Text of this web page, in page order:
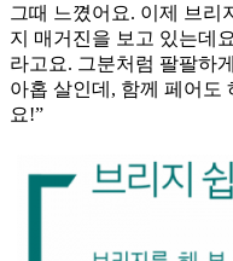
그때 느꼈어요. 이제 브리
지 매거진을 보고 있는데
라고요. 그분처럼 팔팔하
아홉 살인데, 함께 페어도
요!”